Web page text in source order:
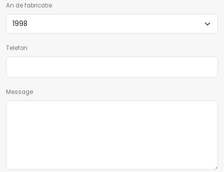
An de fabricatie
Telefon
Message